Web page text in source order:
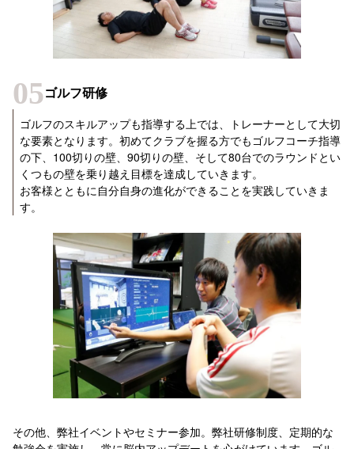
05ゴルフ研修
ゴルフのスキルアップも指導する上では、トレーナーとして大切
な要素となります。初めてクラブを握る方でもゴルフコーチ指導
の下、100切りの壁、90切りの壁、そして80台でのラウンドとい
くつもの壁を乗り越え目標を達成していきます。
お客様とともに自分自身の進化ができることを実践していきま
す。
その他、弊社イベントやセミナー参加。弊社研修制度、定期的な